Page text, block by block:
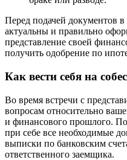
Перед подачей документов в
актуальны и правильно
представление своей
получить одобрение по
Как вести себя на
Во время встречи с
вопросам относительно
и финансового прошлого.
при себе все необходимые
выписки по банковским
ответственного заемщика.